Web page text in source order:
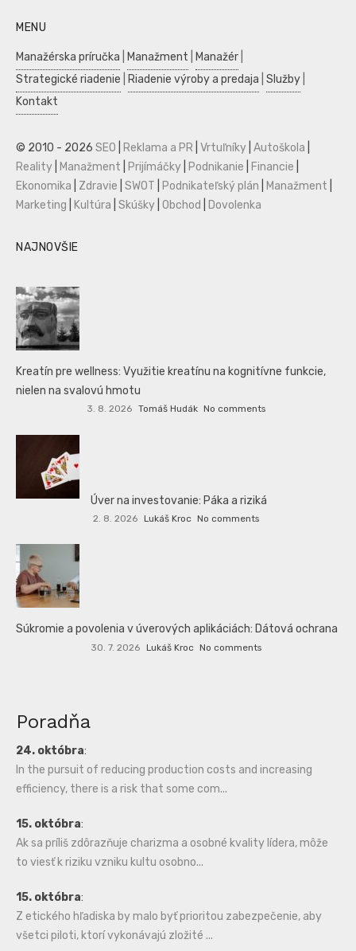
MENU
Manažérska príručka Manažment Manažér
Strategické riadenie
Riadenie výroby a predaja Služby
Kontakt
© 2010 - 2026 SEO Reklama a PR Vrtuľníky Autoškola
Reality
Manažment Prijímáčky Podnikanie Financie
Ekonomika
Zdravie SWOT Podnikateľský plán Manažment
Marketing
Kultúra Skúšky Obchod Dovolenka
NAJNOVŠIE
Kreatín pre wellness: Využitie kreatínu na kognitívne funkcie,
nielen na svalovú hmotu
3. 8. 2026 Tomáš Hudák No comments
Úver na investovanie: Páka a riziká
2. 8. 2026 Lukáš Kroc No comments
Súkromie a povolenia v úverových aplikáciách: Dátová ochrana
30. 7. 2026 Lukáš Kroc No comments
Poradňa
24. októbra:
In the pursuit of reducing production costs and increasing
efficiency, there is a risk that some com...
15. októbra:
Ak sa príliš zdôrazňuje charizma a osobné kvality lídera, môže
to viesť k riziku vzniku kultu osobno...
15. októbra:
Z etického hľadiska by malo byť prioritou zabezpečenie, aby
všetci piloti, ktorí vykonávajú zložité ...